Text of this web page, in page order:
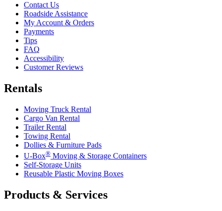
Contact Us
Roadside Assistance
My Account & Orders
Payments
Tips
FAQ
Accessibility
Customer Reviews
Rentals
Moving Truck Rental
Cargo Van Rental
Trailer Rental
Towing Rental
Dollies & Furniture Pads
U-Box® Moving & Storage Containers
Self-Storage Units
Reusable Plastic Moving Boxes
Products & Services